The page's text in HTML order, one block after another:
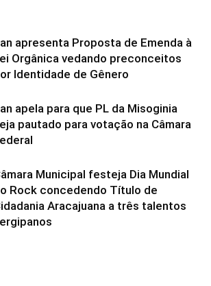
apresenta Proposta de Emenda à
Orgânica vedando preconceitos
Identidade de Gênero
apela para que PL da Misoginia
pautado para votação na Câmara
Municipal festeja Dia Mundial
Rock concedendo Título de
Aracajuana a três talentos